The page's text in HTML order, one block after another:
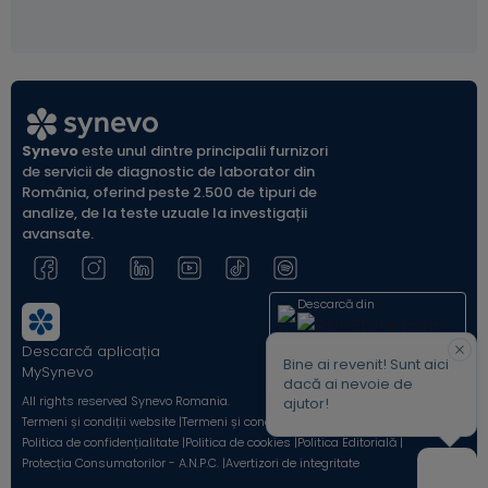
Synevoeste unul dintre principalii furnizori
de servicii de diagnostic de laborator din
România, oferind peste 2.500 de tipuri de
analize, de la teste uzuale la investigații
avansate.
Descarcă aplicația
MySynevo
Descarcă din
All rights reserved Synevo Romania.
Termeni și condiții website |Termeni și condiții Shop Online |
Politica de confidențialitate |Politica de cookies |Politica Editorială |
Protecția Consumatorilor - A.N.P.C. |Avertizori de integritate
Bine ai revenit! Sunt aici
dacă ai nevoie de
ajutor!